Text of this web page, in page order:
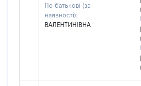
По батькові (за
наявності):
ВАЛЕНТИНІВНА